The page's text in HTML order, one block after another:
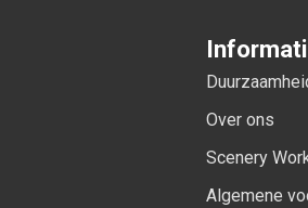
Over ons
Scenery
Algemene